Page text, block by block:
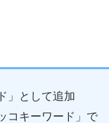
」として追加
コキーワード」で